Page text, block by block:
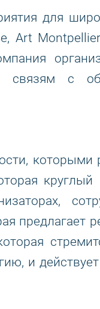
для
Art
связям с
которыми
круглый
предлагает
и